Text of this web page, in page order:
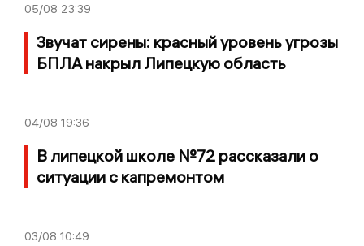
05/08 23:39
Звучат сирены: красный уровень угрозы
БПЛА накрыл Липецкую область
04/08 19:36
В липецкой школе №72 рассказали о
ситуации с капремонтом
03/08 10:49